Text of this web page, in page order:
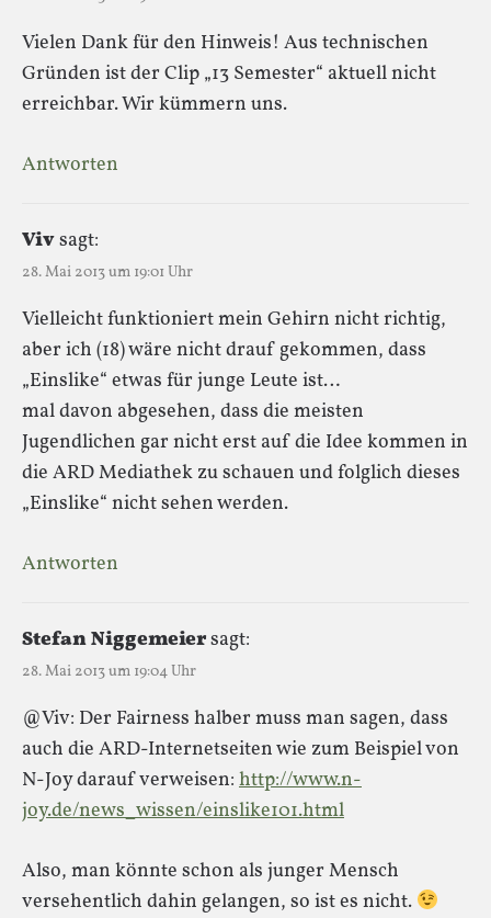
Vielen Dank für den Hinweis! Aus technischen
Gründen ist der Clip „13 Semester“ aktuell nicht
erreichbar. Wir kümmern uns.
Antworten
Vivsagt:
28. Mai 2013 um 19:01 Uhr
Vielleicht funktioniert mein Gehirn nicht richtig,
aber ich (18) wäre nicht drauf gekommen, dass
„Einslike“ etwas für junge Leute ist…
mal davon abgesehen, dass die meisten
Jugendlichen gar nicht erst auf die Idee kommen in
die ARD Mediathek zu schauen und folglich dieses
„Einslike“ nicht sehen werden.
Antworten
Stefan Niggemeiersagt:
28. Mai 2013 um 19:04 Uhr
@Viv: Der Fairness halber muss man sagen, dass
auch die ARD-Internetseiten wie zum Beispiel von
N-Joy darauf verweisen: http://www.n-
joy.de/news_wissen/einslike101.html
Also, man könnte schon als junger Mensch
versehentlich dahin gelangen, so ist es nicht.